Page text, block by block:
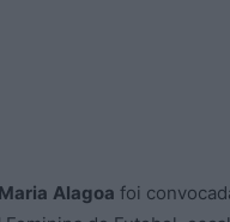
Maria Alagoa foi